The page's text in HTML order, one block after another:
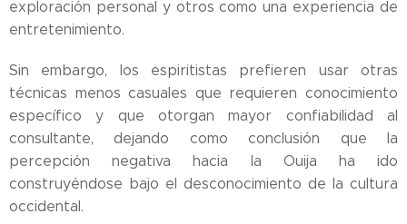
exploración personal y otros como una experiencia de
entretenimiento.
Sin embargo, los espiritistas prefieren usar otras
técnicas menos casuales que requieren conocimiento
específico y que otorgan mayor confiabilidad al
consultante, dejando como conclusión que la
percepción negativa hacia la Ouija ha ido
construyéndose bajo el desconocimiento de la cultura
occidental.